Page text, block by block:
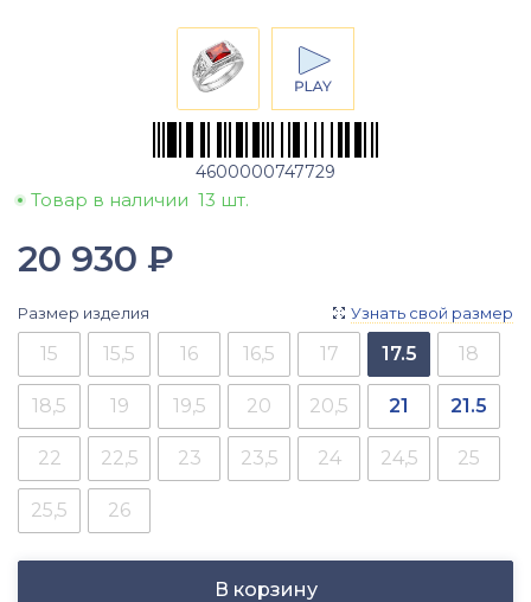
4600000747729
Товар в наличии 13 шт.
20 930 ₽
Размер изделия  Узнать свой размер
15 15,5 16 16,5 17 17.5 18
18,5 19 19,5 20 20,5 21 21.5
22 22,5 23 23,5 24 24,5 25
25,5 26
В корзину